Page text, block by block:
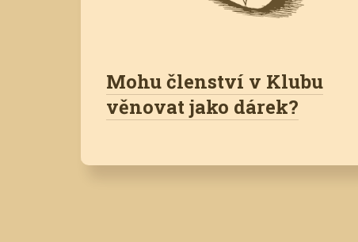
Mohu členství v Klubu
věnovat jako dárek?